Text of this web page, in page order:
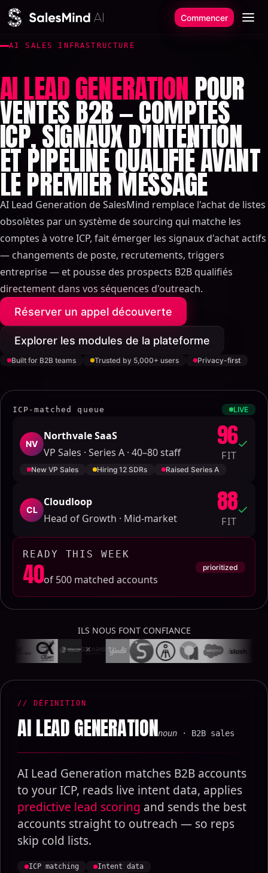
Aller au contenu
Commencer
AI SALES INFRASTRUCTURE
AI LEAD GENERATIONPOUR
VENTES B2B — COMPTES
ICP, SIGNAUX D'INTENTION
ET PIPELINE QUALIFIÉ AVANT
LE PREMIER MESSAGE
AI Lead Generation de SalesMind remplace l'achat de listes
obsolètes par un système de sourcing qui matche les
comptes à votre ICP, fait émerger les signaux d'achat actifs
— changements de poste, recrutements, triggers
entreprise — et pousse des prospects B2B qualifiés
directement dans vos séquences d'outreach.
Réserver un appel découverte
Explorer les modules de la plateforme
Built for B2B teams Trusted by 5,000+ users Privacy-first
ICP-matched queue LIVE
NV
Northvale SaaS
VP Sales · Series A · 40–80 staff
96
FIT
New VP Sales Hiring 12 SDRs Raised Series A
CL
Cloudloop
Head of Growth · Mid-market
88
FIT
READY THIS WEEK
40of 500 matched accounts
prioritized
ILS NOUS FONT CONFIANCE
// DÉFINITION
AI LEAD GENERATIONnoun · B2B sales
AI Lead Generation matches B2B accounts
to your ICP, reads live intent data, applies
predictive lead scoring and sends the best
accounts straight to outreach — so reps
skip cold lists.
ICP matching
Intent data